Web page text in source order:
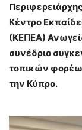
Κέντρο
(ΚΕΠΕΑ)
συνέδριο
τοπικών
την Κύπρο.